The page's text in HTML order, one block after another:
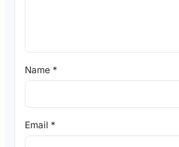
Name *
Email *